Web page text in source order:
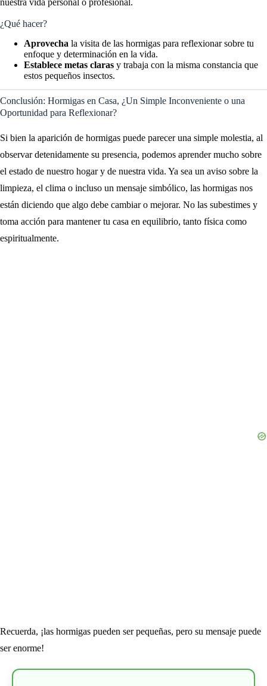
nuestra vida personal o profesional.
¿Qué hacer?
Aprovecha la visita de las hormigas para reflexionar sobre tu
enfoque y determinación en la vida.
Establece metas claras y trabaja con la misma constancia que
estos pequeños insectos.
Conclusión: Hormigas en Casa, ¿Un Simple Inconveniente o una
Oportunidad para Reflexionar?
Si bien la aparición de hormigas puede parecer una simple molestia, al
observar detenidamente su presencia, podemos aprender mucho sobre
el estado de nuestro hogar y de nuestra vida. Ya sea un aviso sobre la
limpieza, el clima o incluso un mensaje simbólico, las hormigas nos
están diciendo que algo debe cambiar o mejorar. No las subestimes y
toma acción para mantener tu casa en equilibrio, tanto física como
espiritualmente.
Recuerda, ¡las hormigas pueden ser pequeñas, pero su mensaje puede
ser enorme!